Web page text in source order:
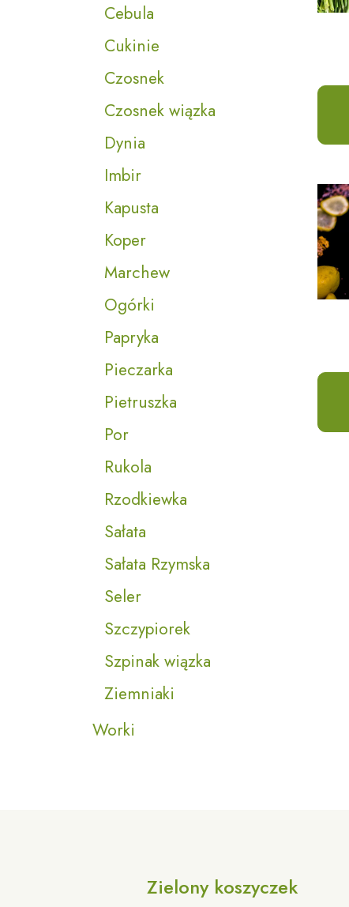
Cebula
Cukinie
Czosnek
Czosnek wiązka
Dynia
Imbir
Kapusta
Koper
Marchew
Ogórki
Papryka
Pieczarka
Pietruszka
Por
Rukola
Rzodkiewka
Sałata
Sałata Rzymska
Seler
Szczypiorek
Szpinak wiązka
Ziemniaki
Worki
Zielony koszyczek